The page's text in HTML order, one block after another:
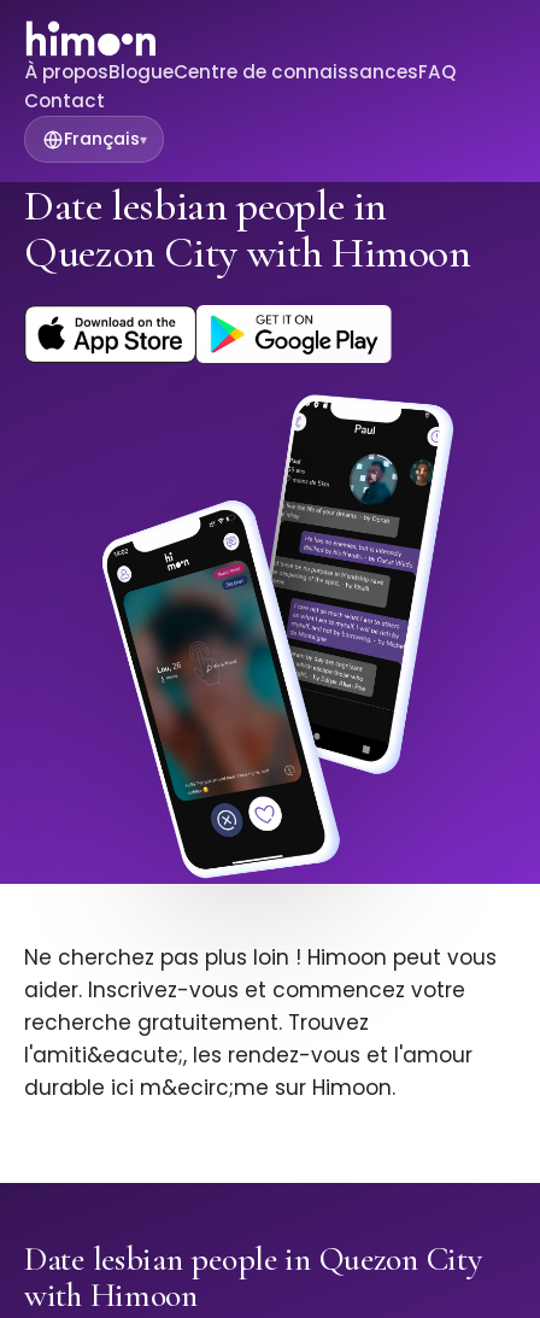
À proposBlogueCentre de connaissancesFAQ
Contact
Français▾
Date lesbian people in
Quezon City with Himoon
Ne cherchez pas plus loin ! Himoon peut vous
aider. Inscrivez-vous et commencez votre
recherche gratuitement. Trouvez
l'amiti&eacute;, les rendez-vous et l'amour
durable ici m&ecirc;me sur Himoon.
Date lesbian people in Quezon City
with Himoon